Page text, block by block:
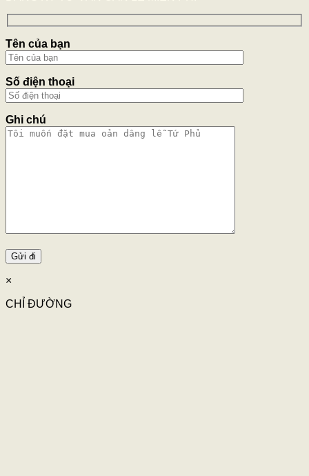
Tên của bạn
Số điện thoại
Ghi chú
×
CHỈ ĐƯỜNG